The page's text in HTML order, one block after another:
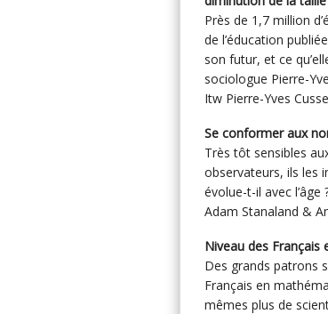
Près de 1,7 million
de l’éducation
son futur, et ce
sociologue Pierre-
Itw Pierre-Yves
Se conformer aux
Très tôt sensibles
observateurs, ils les
évolue-t-il avec l’âge
Adam Stanaland &
Niveau des Français
Des grands patrons
Français en
mêmes plus de